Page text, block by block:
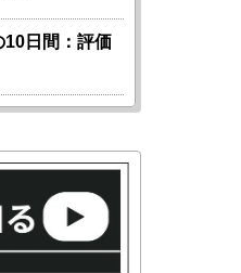
10日間：評価